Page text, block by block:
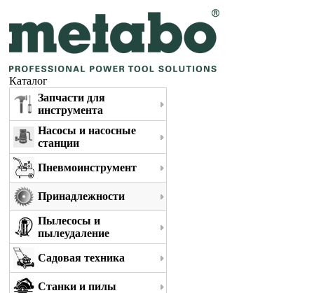
Каталог
Запчасти для
инструмента
Насосы и насосные
станции
Пневмоинструмент
Принадлежности
Пылесосы и
пылеудаление
Садовая техника
Станки и пилы